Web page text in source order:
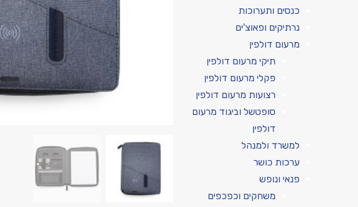
כנסים ותערוכות
נרתיקים ופאוצ'ים
מרעום דולפין
תיקי מרעום דולפין
פקלי מרעום דולפין
רצועות מרעום דולפין
סופטשל וביגוד מרעום
דולפין
למשרד ולמנהל
ערכות כושר
פנאי ונופש
משחקים וכפכפים